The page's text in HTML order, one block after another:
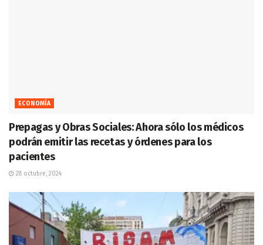
ECONOMÍA
Prepagas y Obras Sociales: Ahora sólo los médicos
podrán emitir las recetas y órdenes para los
pacientes
28 octubre, 2024